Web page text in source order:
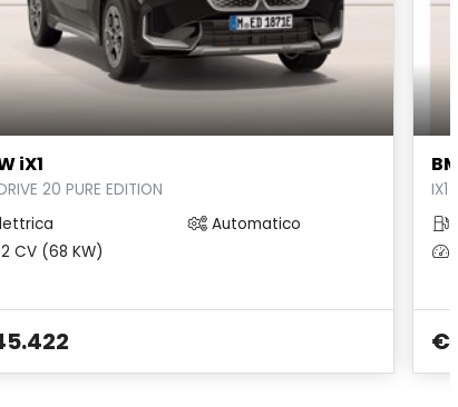
iX1
20 PURE EDITION
Automatico
CV (68 KW)
IX1
€